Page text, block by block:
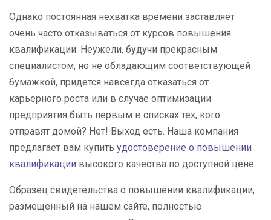
Однако постоянная нехватка времени заставляет
очень часто отказываться от курсов повышения
квалификации. Неужели, будучи прекрасным
специалистом, но не обладающим соответствующей
бумажкой, придется навсегда отказаться от
карьерного роста или в случае оптимизации
предприятия быть первым в списках тех, кого
отправят домой? Нет! Выход есть. Наша компания
предлагает вам купить удостоверение о повышении
квалификации высокого качества по доступной цене.
Образец свидетельства о повышении квалификации,
размещенный на нашем сайте, полностью